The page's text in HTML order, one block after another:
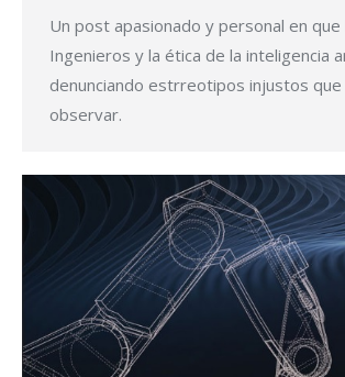
Un post apasionado y personal en
Ingenieros y la ética de la inteligencia
denunciando estrreotipos injustos
observar.